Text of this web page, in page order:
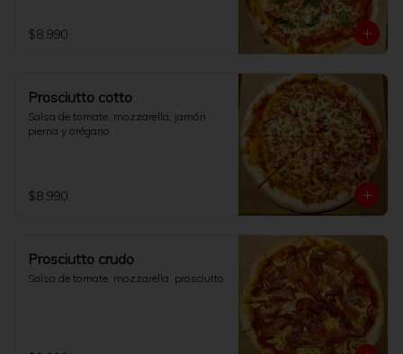
$8.990
Prosciutto cotto
Salsa de tomate, mozzarella, jamón
pierna y orégano
$8.990
Prosciutto crudo
Salsa de tomate, mozzarella, prosciutto